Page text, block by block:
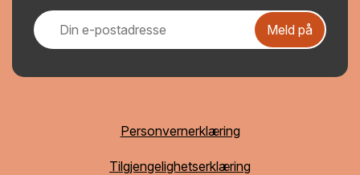
Meld på
Personvernerklæring
Tilgjengelighetserklæring